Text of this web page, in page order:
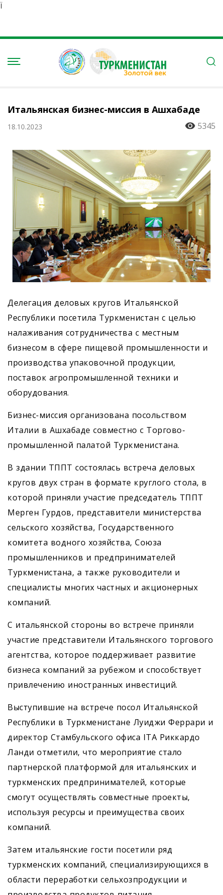
Ï
Итальянская бизнес-миссия в Ашхабаде
18.10.2023 5345
Делегация деловых кругов Итальянской
Республики посетила Туркменистан с целью
налаживания сотрудничества с местным
бизнесом в сфере пищевой промышленности и
производства упаковочной продукции,
поставок агропромышленной техники и
оборудования.
Бизнес-миссия организована посольством
Италии в Ашхабаде совместно с Торгово-
промышленной палатой Туркменистана.
В здании ТППТ состоялась встреча деловых
кругов двух стран в формате круглого стола, в
которой приняли участие председатель ТППТ
Мерген Гурдов, представители министерства
сельского хозяйства, Государственного
комитета водного хозяйства, Союза
промышленников и предпринимателей
Туркменистана, а также руководители и
специалисты многих частных и акционерных
компаний.
С итальянской стороны во встрече приняли
участие представители Итальянского торгового
агентства, которое поддерживает развитие
бизнеса компаний за рубежом и способствует
привлечению иностранных инвестиций.
Выступившие на встрече посол Итальянской
Республики в Туркменистане Луиджи Феррари и
директор Стамбульского офиса ITA Риккардо
Ланди отметили, что мероприятие стало
партнерской платформой для итальянских и
туркменских предпринимателей, которые
смогут осуществлять совместные проекты,
используя ресурсы и преимущества своих
компаний.
Затем итальянские гости посетили ряд
туркменских компаний, специализирующихся в
области переработки сельхозпродукции и